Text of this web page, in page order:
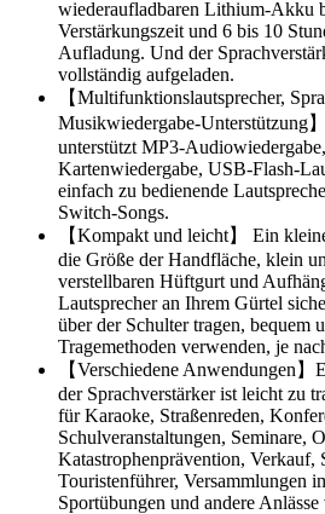
wiederaufladbaren Lithium-Akku
Verstärkungszeit und 6 bis 10
Aufladung. Und der
vollständig aufgeladen.
【Multifunktionslautsprecher,
Musikwiedergabe-Unterstützung
unterstützt MP3-
Kartenwiedergabe, USB-Flash-
einfach zu bedienende
Switch-Songs.
【Kompakt und leicht】 Ein
die Größe der Handfläche, klein
verstellbaren Hüftgurt und
Lautsprecher an Ihrem Gürtel
über der Schulter tragen, bequem
Tragemethoden verwenden, je
【Verschiedene Anwendungen
der Sprachverstärker ist leicht zu
für Karaoke, Straßenreden,
Schulveranstaltungen, Seminare,
Katastrophenprävention, Verkauf,
Touristenführer, Versammlungen
Sportübungen und andere